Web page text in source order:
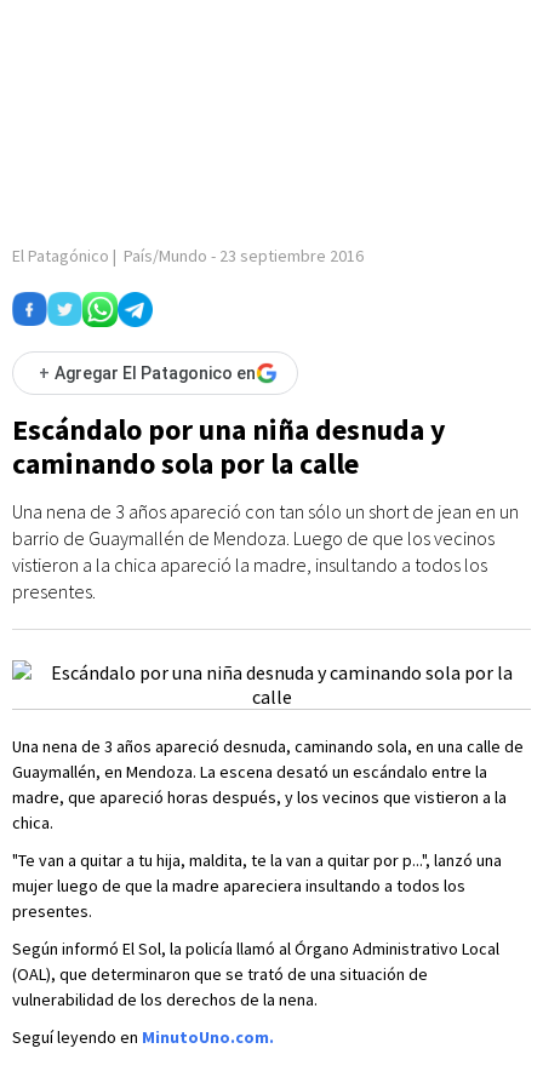
El Patagónico | País/Mundo - 23 septiembre 2016
+ Agregar El Patagonico en
Escándalo por una niña desnuda y
caminando sola por la calle
Una nena de 3 años apareció con tan sólo un short de jean en un
barrio de Guaymallén de Mendoza. Luego de que los vecinos
vistieron a la chica apareció la madre, insultando a todos los
presentes.
Una nena de 3 años apareció desnuda, caminando sola, en una calle de
Guaymallén, en Mendoza. La escena desató un escándalo entre la
madre, que apareció horas después, y los vecinos que vistieron a la
chica.
"Te van a quitar a tu hija, maldita, te la van a quitar por p...", lanzó una
mujer luego de que la madre apareciera insultando a todos los
presentes.
Según informó El Sol, la policía llamó al Órgano Administrativo Local
(OAL), que determinaron que se trató de una situación de
vulnerabilidad de los derechos de la nena.
Seguí leyendo en MinutoUno.com.